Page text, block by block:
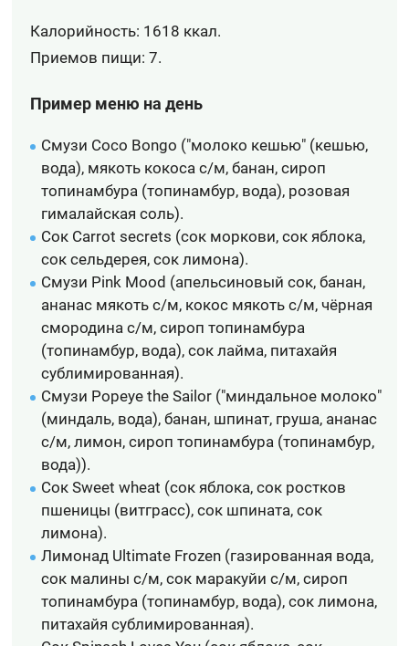
Калорийность: 1618 ккал.
Приемов пищи: 7.
Пример меню на день
Смузи Coco Bongo ("молоко кешью" (кешью,
вода), мякоть кокоса с/м, банан, сироп
топинамбура (топинамбур, вода), розовая
гималайская соль).
Сок Carrot secrets (сок моркови, сок яблока,
сок сельдерея, сок лимона).
Смузи Pink Mood (апельсиновый сок, банан,
ананас мякоть с/м, кокос мякоть с/м, чёрная
смородина с/м, сироп топинамбура
(топинамбур, вода), сок лайма, питахайя
сублимированная).
Смузи Popeye the Sailor ("миндальное молоко"
(миндаль, вода), банан, шпинат, груша, ананас
с/м, лимон, сироп топинамбура (топинамбур,
вода)).
Сок Sweet wheat (cок яблока, cок ростков
пшеницы (витграсс), cок шпината, сок
лимона).
Лимонад Ultimate Frozen (газированная вода,
сок малины с/м, сок маракуйи с/м, сироп
топинамбура (топинамбур, вода), сок лимона,
питахайя сублимированная).